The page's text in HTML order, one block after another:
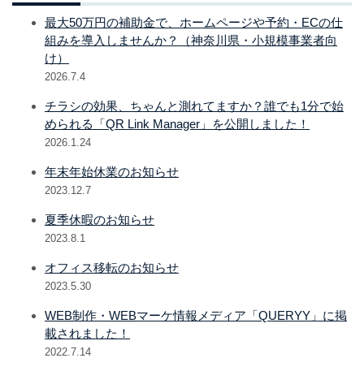
最大50万円の補助金で、ホームページや予約・ECの仕
組みを導入しませんか？（神奈川県・小規模事業者向
け）
2026.7.4
チラシの効果、ちゃんと測れてますか？誰でも1分で始
められる「QR Link Manager」を公開しました！
2026.1.24
年末年始休業のお知らせ
2023.12.7
夏季休暇のお知らせ
2023.8.1
オフィス移転のお知らせ
2023.5.30
WEB制作・WEBマーケ情報メディア「QUERYY」に掲
載されました！
2022.7.14